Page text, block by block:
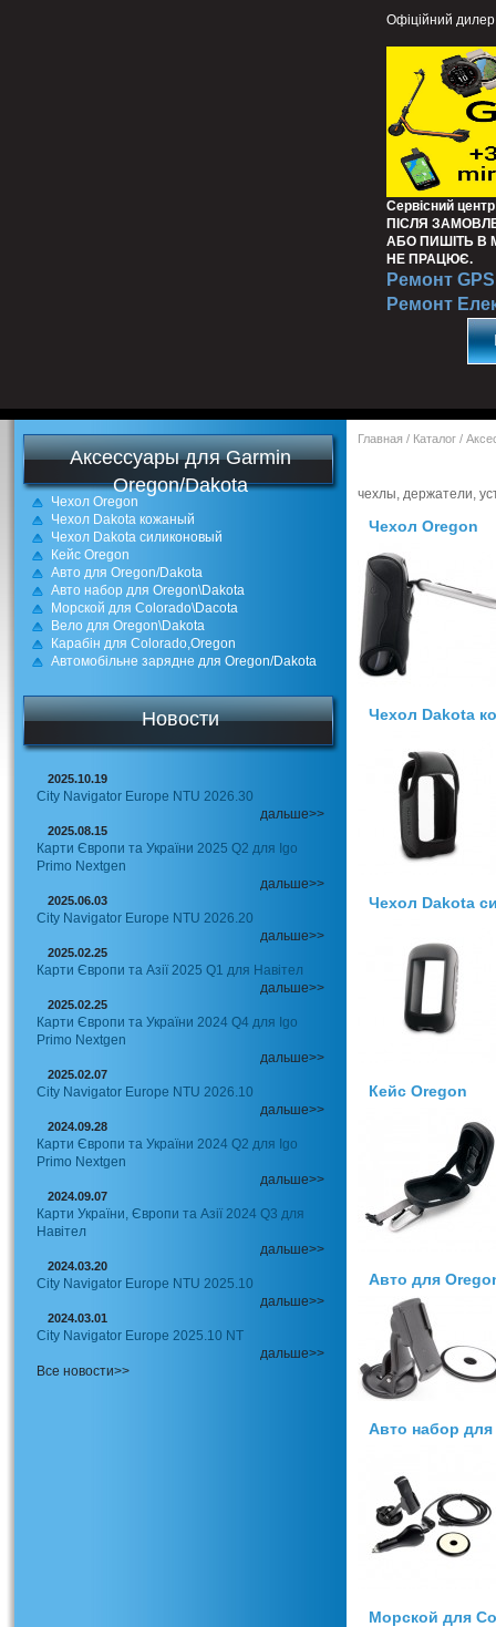
Офіційний дилер
Сервісний
ПІСЛЯ
АБО ПИШІТЬ В
НЕ ПРАЦЮЄ.
Ремонт GPS
Ремонт
Аксессуары для Garmin
Oregon/Dakota
Чехол Oregon
Чехол Dakota кожаный
Чехол Dakota силиконовый
Кейс Oregon
Авто для Oregon/Dakota
Авто набор для Oregon\Dakota
Морской для Colorado\Dacota
Вело для Oregon\Dakota
Карабін для Colorado,Oregon
Автомобільне зарядне для Oregon/Dakota
Новости
2025.10.19
City Navigator Europe NTU 2026.30
дальше>>
2025.08.15
Карти Європи та України 2025 Q2 для Igo
Primo Nextgen
дальше>>
2025.06.03
City Navigator Europe NTU 2026.20
дальше>>
2025.02.25
Карти Європи та Азії 2025 Q1 для Навітел
дальше>>
2025.02.25
Карти Європи та України 2024 Q4 для Igo
Primo Nextgen
дальше>>
2025.02.07
City Navigator Europe NTU 2026.10
дальше>>
2024.09.28
Карти Європи та України 2024 Q2 для Igo
Primo Nextgen
дальше>>
2024.09.07
Карти України, Європи та Азії 2024 Q3 для
Навітел
дальше>>
2024.03.20
City Navigator Europe NTU 2025.10
дальше>>
2024.03.01
City Navigator Europe 2025.10 NT
дальше>>
Все новости>>
Главная / Каталог /
чехлы, держатели,
Чехол Oregon
Чехол Dakota
Чехол Dakota
Кейс Oregon
Авто для
Авто набор
Морской для